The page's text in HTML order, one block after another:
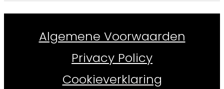
Algemene Voorwaarden
Privacy Policy
Cookieverklaring